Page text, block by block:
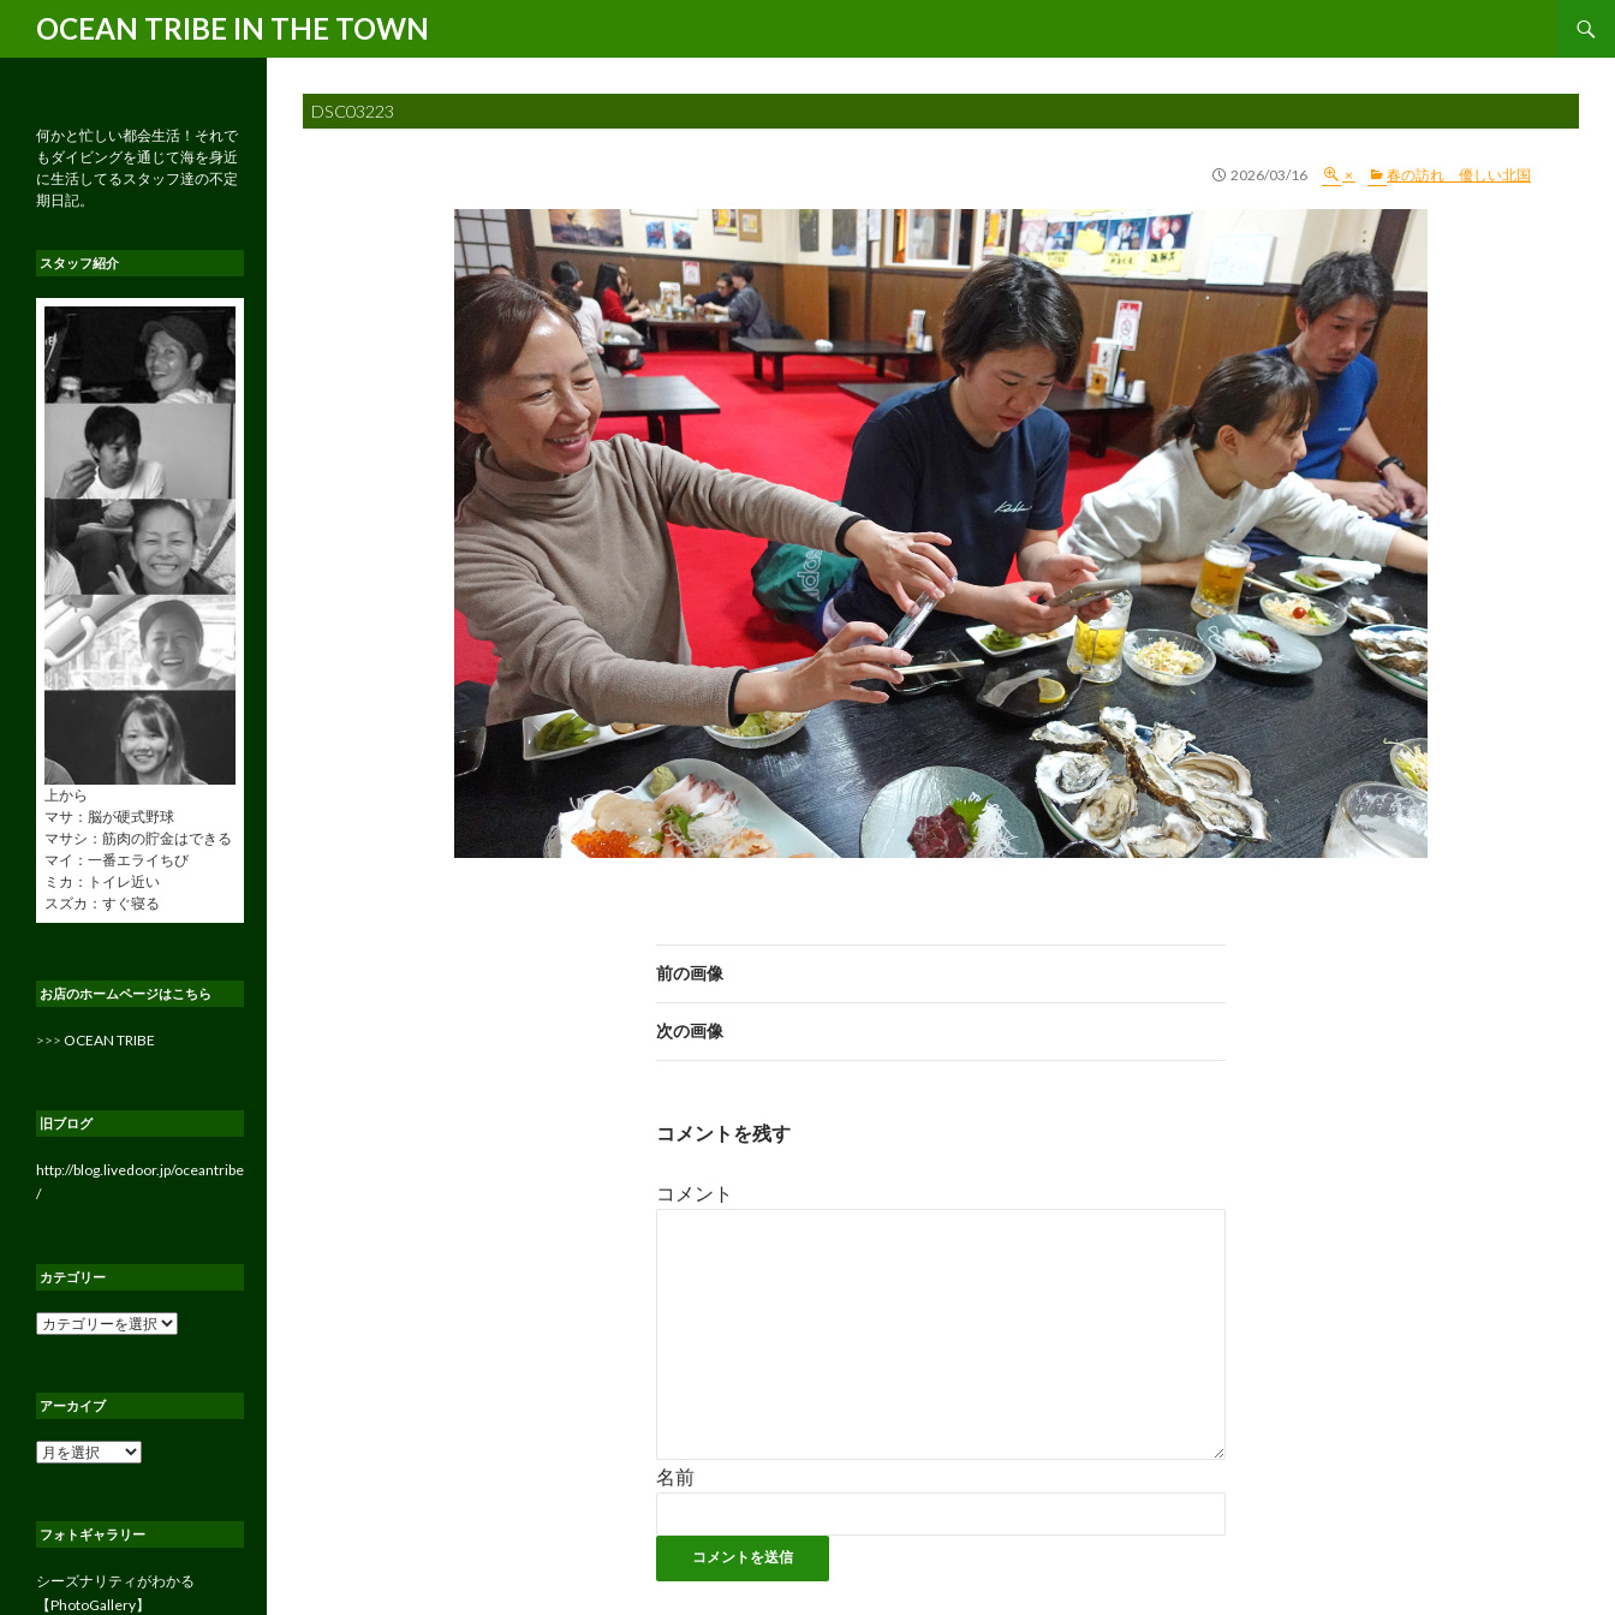
OCEAN TRIBE IN THE TOWN
DSC03223
2026/03/16 × 春の訪れ 優しい北国
前の画像
次の画像
コメントを残す
コメント
名前
何かと忙しい都会生活！それで
もダイビングを通じて海を身近
に生活してるスタッフ達の不定
期日記。
スタッフ紹介
上から
マサ：脳が硬式野球
マサシ：筋肉の貯金はできる
マイ：一番エライちび
ミカ：トイレ近い
スズカ：すぐ寝る
お店のホームページはこちら
>>> OCEAN TRIBE
旧ブログ
http://blog.livedoor.jp/oceantribe
/
カテゴリー
カ
ー
アーカイブ
ア
ブ
フォトギャラリー
シーズナリティがわかる
【PhotoGallery】